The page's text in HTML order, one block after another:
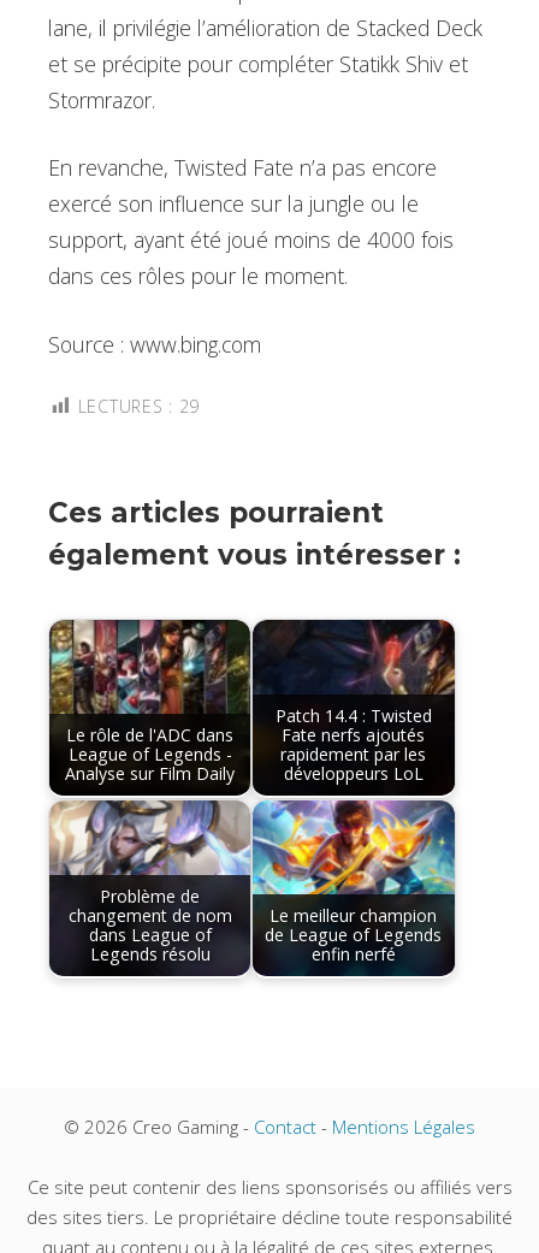
lane, il privilégie l’amélioration de Stacked Deck
et se précipite pour compléter Statikk Shiv et
Stormrazor.
En revanche, Twisted Fate n’a pas encore
exercé son influence sur la jungle ou le
support, ayant été joué moins de 4000 fois
dans ces rôles pour le moment.
Source : www.bing.com
LECTURES : 29
Ces articles pourraient
également vous intéresser :
Le rôle de l'ADC dans
League of Legends -
Analyse sur Film Daily
Patch 14.4 : Twisted
Fate nerfs ajoutés
rapidement par les
développeurs LoL
Problème de
changement de nom
dans League of
Legends résolu
Le meilleur champion
de League of Legends
enfin nerfé
© 2026 Creo Gaming - Contact - Mentions Légales
Ce site peut contenir des liens sponsorisés ou affiliés vers
des sites tiers. Le propriétaire décline toute responsabilité
quant au contenu ou à la légalité de ces sites externes.